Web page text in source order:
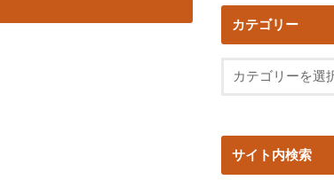
カテゴリー
サイト内検索